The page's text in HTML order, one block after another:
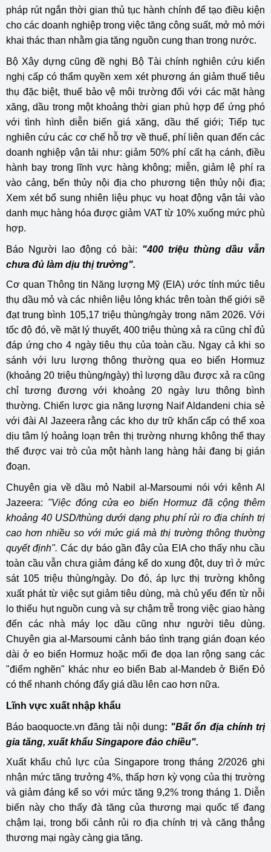
pháp rút ngắn thời gian thủ tục hành chính để tạo điều kiện
cho các doanh nghiệp trong việc tăng công suất, mở mỏ mới
khai thác than nhằm gia tăng nguồn cung than trong nước.
Bộ Xây dựng cũng đề nghị Bộ Tài chính nghiên cứu kiến
nghị cấp có thẩm quyền xem xét phương án giảm thuế tiêu
thụ đặc biệt, thuế bảo vệ môi trường đối với các mặt hàng
xăng, dầu trong một khoảng thời gian phù hợp để ứng phó
với tình hình diễn biến giá xăng, dầu thế giới; Tiếp tục
nghiên cứu các cơ chế hỗ trợ về thuế, phí liên quan đến các
doanh nghiệp vận tải như: giảm 50% phí cất hạ cánh, điều
hành bay trong lĩnh vực hàng không; miễn, giảm lệ phí ra
vào cảng, bến thủy nội địa cho phương tiện thủy nội địa;
Xem xét bổ sung nhiên liệu phục vụ hoạt động vận tải vào
danh mục hàng hóa được giảm VAT từ 10% xuống mức phù
hợp.
Báo Người lao động có bài: "400 triệu thùng dầu vẫn
chưa đủ làm dịu thị trường".
Cơ quan Thông tin Năng lượng Mỹ (EIA) ước tính mức tiêu
thụ dầu mỏ và các nhiên liệu lỏng khác trên toàn thế giới sẽ
đạt trung bình 105,17 triệu thùng/ngày trong năm 2026. Với
tốc độ đó, về mặt lý thuyết, 400 triệu thùng xả ra cũng chỉ đủ
đáp ứng cho 4 ngày tiêu thụ của toàn cầu. Ngay cả khi so
sánh với lưu lượng thông thường qua eo biển Hormuz
(khoảng 20 triệu thùng/ngày) thì lượng dầu được xả ra cũng
chỉ tương đương với khoảng 20 ngày lưu thông bình
thường. Chiến lược gia năng lượng Naif Aldandeni chia sẻ
với đài Al Jazeera rằng các kho dự trữ khẩn cấp có thể xoa
dịu tâm lý hoảng loạn trên thị trường nhưng không thể thay
thế được vai trò của một hành lang hàng hải đang bị gián
đoạn.
Chuyên gia về dầu mỏ Nabil al-Marsoumi nói với kênh Al
Jazeera: "Việc đóng cửa eo biển Hormuz đã cộng thêm
khoảng 40 USD/thùng dưới dạng phụ phí rủi ro địa chính trị
cao hơn nhiều so với mức giá mà thị trường thông thường
quyết định". Các dự báo gần đây của EIA cho thấy nhu cầu
toàn cầu vẫn chưa giảm đáng kể do xung đột, duy trì ở mức
sát 105 triệu thùng/ngày. Do đó, áp lực thị trường không
xuất phát từ việc sụt giảm tiêu dùng, mà chủ yếu đến từ nỗi
lo thiếu hụt nguồn cung và sự chậm trễ trong việc giao hàng
đến các nhà máy lọc dầu cũng như người tiêu dùng.
Chuyên gia al-Marsoumi cảnh báo tình trạng gián đoạn kéo
dài ở eo biển Hormuz hoặc mối đe dọa lan rộng sang các
"điểm nghẽn" khác như eo biển Bab al-Mandeb ở Biển Đỏ
có thể nhanh chóng đẩy giá dầu lên cao hơn nữa.
Lĩnh vực xuất nhập khẩu
Báo baoquocte.vn đăng tải nội dung: "Bất ổn địa chính trị
gia tăng, xuất khẩu Singapore đảo chiều".
Xuất khẩu chủ lực của Singapore trong tháng 2/2026 ghi
nhận mức tăng trưởng 4%, thấp hơn kỳ vọng của thị trường
và giảm đáng kể so với mức tăng 9,2% trong tháng 1. Diễn
biến này cho thấy đà tăng của thương mại quốc tế đang
chậm lại, trong bối cảnh rủi ro địa chính trị và căng thẳng
thương mại ngày càng gia tăng.